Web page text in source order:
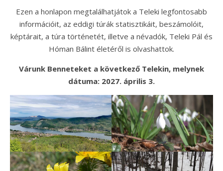
Ezen a honlapon megtalálhatjátok a Teleki legfontosabb
információit, az eddigi túrák statisztikáit, beszámolóit,
képtárait, a túra történetét, illetve a névadók, Teleki Pál és
Hóman Bálint életéről is olvashattok.
Várunk Benneteket a következő Telekin, melynek
dátuma: 2027. április 3.